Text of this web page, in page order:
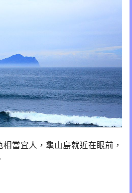
當宜人，龜山島就近在眼前，